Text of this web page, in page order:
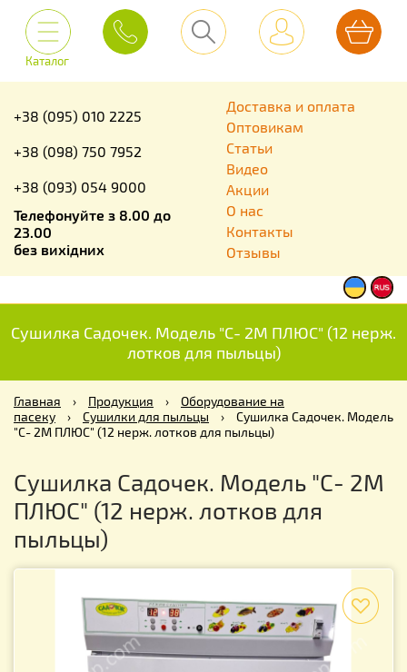
Каталог
+38 (095) 010 2225
+38 (098) 750 7952
+38 (093) 054 9000
Телефонуйте з 8.00 до
23.00
без вихідних
Доставка и оплата
Оптовикам
Статьи
Видео
Акции
О нас
Контакты
Отзывы
Сушилка Садочек. Модель "С- 2M ПЛЮС" (12 нерж.
лотков для пыльцы)
Главная › Продукция ›
Оборудование на
пасеку
› Сушилки для пыльцы ›
Сушилка Садочек. Модель
"С- 2M ПЛЮС" (12 нерж. лотков для пыльцы)
Сушилка Садочек. Модель "С- 2M
ПЛЮС" (12 нерж. лотков для
пыльцы)